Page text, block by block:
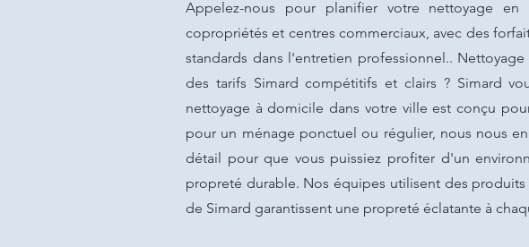
Appelez-nous pour planifier votre nettoyage en
copropriétés et centres commerciaux, avec des
standards dans l'entretien professionnel..
des tarifs Simard compétitifs et clairs ? Simard
nettoyage à domicile dans votre ville est conçu
pour un ménage ponctuel ou régulier, nous nous
détail pour que vous puissiez profiter d'un
propreté durable. Nos équipes utilisent des
de Simard garantissent une propreté éclatante à